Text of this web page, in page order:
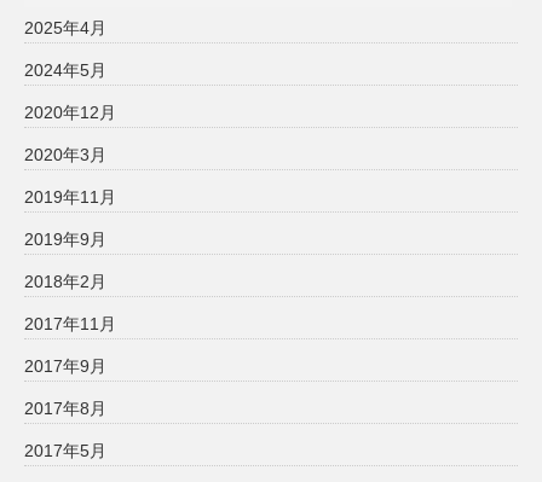
2025年4月
2024年5月
2020年12月
2020年3月
2019年11月
2019年9月
2018年2月
2017年11月
2017年9月
2017年8月
2017年5月